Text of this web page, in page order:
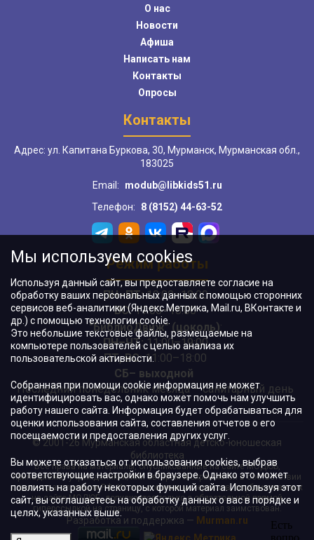
О нас
Новости
Афиша
Написать нам
Контакты
Опросы
Контакты
Адрес: ул. Капитана Буркова, 30, Мурманск, Мурманская обл.,
183025
Email:
modub@libkids51.ru
Телефон:
8 (8152) 44-63-52
Режим работы
ПН–ПТ:10:00–18:00
ВС:11:00–18:00
"БиблиоДвиж" (цоколь):
ПН–ЧТ:11:00–19:00
ПТ, ВС:11:00–18:00
СБ– выходной
Последний понедельник месяца – санитарный день
© 2001-26 Мурманская областная детско-юношеская
библиотека
Все права на материалы, опубликованные на сайте МОДЮБ,
принадлежат учреждению и/или авторам и охраняются в соответствии
с законодательством РФ. Использование материалов, опубликованных
на сайте МОДЮБ, допускается только с обязательной прямой
гиперссылкой на страницу, с которой материал заимствован.
Разработка и поддержка — Murman.ru
Мы используем cookies
Используя данный сайт, вы предоставляете согласие на
обработку ваших персональных данных с помощью сторонних
сервисов веб-аналитики (Яндекс.Метрика, Mail.ru, ВКонтакте и
др.) с помощью технологии cookie.
Это небольшие текстовые файлы, размещаемые на
компьютере пользователей с целью анализа их
пользовательской активности.
Собранная при помощи cookie информация не может
идентифицировать вас, однако может помочь нам улучшить
работу нашего сайта. Информация будет обрабатываться для
оценки использования сайта, составления отчетов о его
посещаемости и предоставления других услуг.
Вы можете отказаться от использования cookies, выбрав
соответствующие настройки в браузере. Однако это может
повлиять на работу некоторых функций сайта. Используя этот
сайт, вы соглашаетесь на обработку данных о вас в порядке и
целях, указанных выше.